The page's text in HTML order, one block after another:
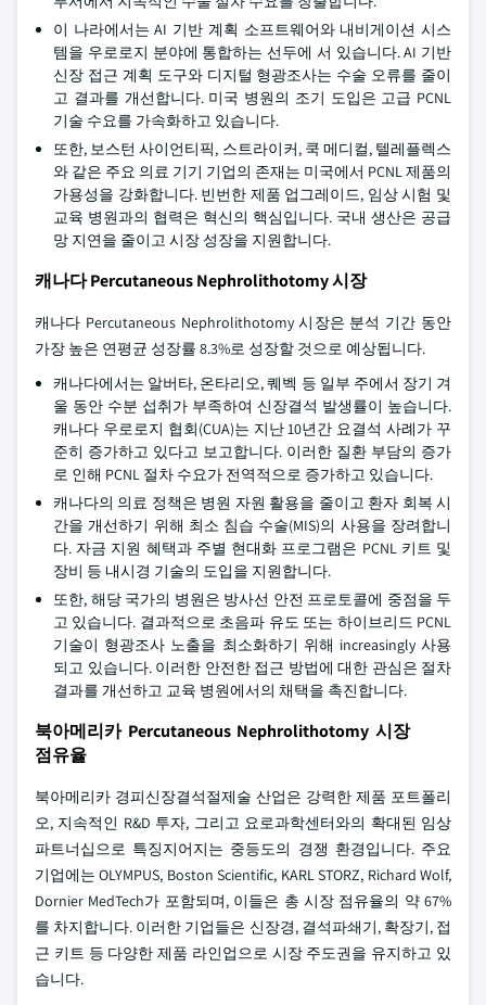
이 나라에서는 AI 기반 계획 소프트웨어와 내비게이션 시스
템을 우로로지 분야에 통합하는 선두에 서 있습니다. AI 기반
신장 접근 계획 도구와 디지털 형광조사는 수술 오류를 줄이
고 결과를 개선합니다. 미국 병원의 조기 도입은 고급 PCNL
기술 수요를 가속화하고 있습니다.
또한, 보스턴 사이언티픽, 스트라이커, 쿡 메디컬, 텔레플렉스
와 같은 주요 의료 기기 기업의 존재는 미국에서 PCNL 제품의
가용성을 강화합니다. 빈번한 제품 업그레이드, 임상 시험 및
교육 병원과의 협력은 혁신의 핵심입니다. 국내 생산은 공급
망 지연을 줄이고 시장 성장을 지원합니다.
캐나다 Percutaneous Nephrolithotomy 시장
캐나다 Percutaneous Nephrolithotomy 시장은 분석 기간 동안
가장 높은 연평균 성장률 8.3%로 성장할 것으로 예상됩니다.
캐나다에서는 알버타, 온타리오, 퀘벡 등 일부 주에서 장기 겨
울 동안 수분 섭취가 부족하여 신장결석 발생률이 높습니다.
캐나다 우로로지 협회(CUA)는 지난 10년간 요결석 사례가 꾸
준히 증가하고 있다고 보고합니다. 이러한 질환 부담의 증가
로 인해 PCNL 절차 수요가 전역적으로 증가하고 있습니다.
캐나다의 의료 정책은 병원 자원 활용을 줄이고 환자 회복 시
간을 개선하기 위해 최소 침습 수술(MIS)의 사용을 장려합니
다. 자금 지원 혜택과 주별 현대화 프로그램은 PCNL 키트 및
장비 등 내시경 기술의 도입을 지원합니다.
또한, 해당 국가의 병원은 방사선 안전 프로토콜에 중점을 두
고 있습니다. 결과적으로 초음파 유도 또는 하이브리드 PCNL
기술이 형광조사 노출을 최소화하기 위해 increasingly 사용
되고 있습니다. 이러한 안전한 접근 방법에 대한 관심은 절차
결과를 개선하고 교육 병원에서의 채택을 촉진합니다.
북아메리카 Percutaneous Nephrolithotomy 시장
점유율
북아메리카 경피신장결석절제술 산업은 강력한 제품 포트폴리
오, 지속적인 R&D 투자, 그리고 요로과학센터와의 확대된 임상
파트너십으로 특징지어지는 중등도의 경쟁 환경입니다. 주요
기업에는 OLYMPUS, Boston Scientific, KARL STORZ, Richard Wolf,
Dornier MedTech가 포함되며, 이들은 총 시장 점유율의 약 67%
를 차지합니다. 이러한 기업들은 신장경, 결석파쇄기, 확장기, 접
근 키트 등 다양한 제품 라인업으로 시장 주도권을 유지하고 있
습니다.